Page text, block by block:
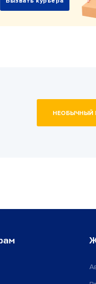
НЕОБЫЧНЫЙ